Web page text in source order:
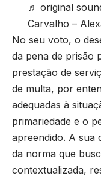
♬ original
Carvalho –
No seu voto, o
da pena de prisão
prestação de
de multa, por
adequadas à
primariedade e o
apreendido. A sua
da norma que
contextualizada,